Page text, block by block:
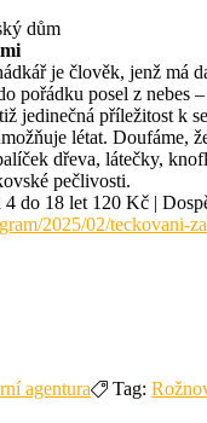
dům
je člověk, jenž má
pořádku posel z
jedinečná příležitost k
létat. Doufáme,
dřeva, látečky,
pečlivosti.
do 18 let 120 Kč |
2025/02/teckovani-
agentura Tag: